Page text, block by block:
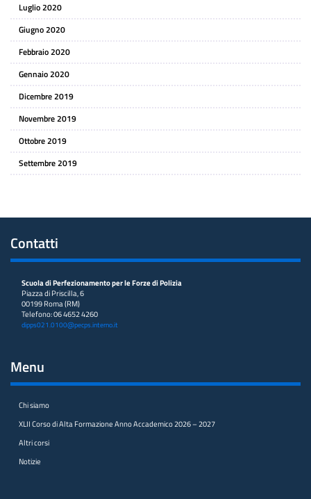
Luglio 2020
Giugno 2020
Febbraio 2020
Gennaio 2020
Dicembre 2019
Novembre 2019
Ottobre 2019
Settembre 2019
Contatti
Scuola di Perfezionamento per le Forze di Polizia
Piazza di Priscilla, 6
00199 Roma (RM)
Telefono: 06 4652 4260
dipps021.0100@pecps.interno.it
Menu
Chi siamo
XLII Corso di Alta Formazione Anno Accademico 2026 – 2027
Altri corsi
Notizie